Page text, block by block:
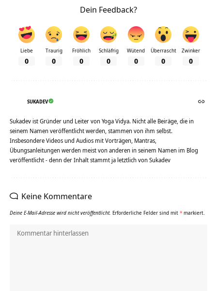
Dein Feedback?
Liebe
0
Traurig
0
Fröhlich
0
Schläfrig
0
Wütend
0
Überrascht
0
Zwinker
0
SUKADEV
Sukadev ist Gründer und Leiter von Yoga Vidya. Nicht alle Beiräge, die in
seinem Namen veröffentlicht werden, stammen von ihm selbst.
Insbesondere Videos und Audios mit Vorträgen, Mantras,
Übungsanleitungen werden meist von anderen in seinem Namen im Blog
veröffentlicht - denn der Inhalt stammt ja letztlich von Sukadev
Keine Kommentare
Deine E-Mail-Adresse wird nicht veröffentlicht. Erforderliche Felder sind mit * markiert.